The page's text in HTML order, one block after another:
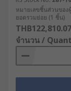
หมายเลขชิ้นส่วนของ
ยอดรวมย่อย (1 ชิ้น)
THB122,810.07
จำนวน /